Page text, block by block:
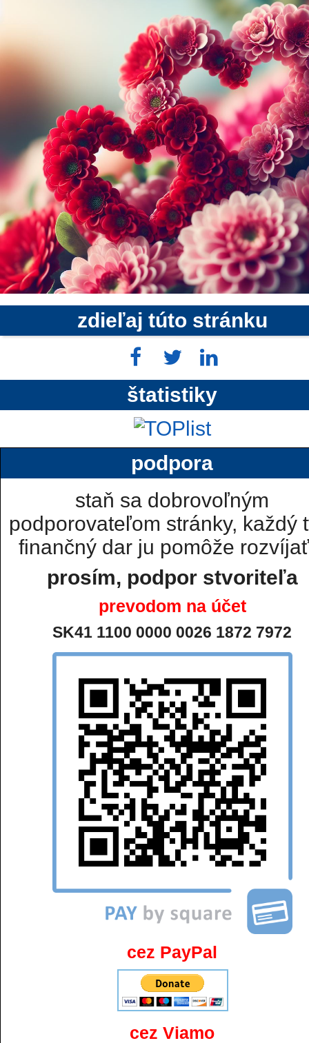
zdieľaj túto stránku
štatistiky
podpora
staň sa dobrovoľným
podporovateľom stránky, každý
finančný dar ju pomôže
prosím, podpor stvoriteľa
prevodom na účet
SK41 1100 0000 0026 1872 7972
cez PayPal
cez Viamo